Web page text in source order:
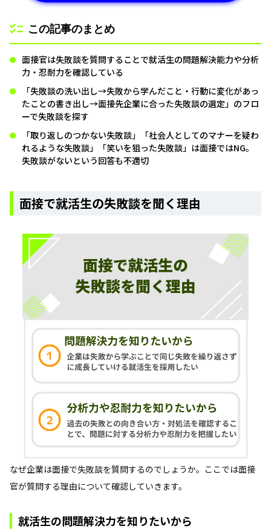
この記事のまとめ
面接官は失敗談を質問することで就活生の問題解決能力や分析
力・忍耐力を確認している
「失敗談の洗い出し→失敗から学んだこと・行動に変化があっ
たことの書き出し→面接先企業に合った失敗談の選定」のフロ
ーで失敗談を探す
「取り返しのつかない失敗談」「社会人としてのマナーを疑わ
れるような失敗談」「笑いを狙った失敗談」は面接ではNG。
失敗談がないという回答も不適切
面接で就活生の失敗談を聞く理由
なぜ企業は面接で失敗談を質問するのでしょうか。ここでは面接
官が質問する理由について確認していきます。
就活生の問題解決力を知りたいから